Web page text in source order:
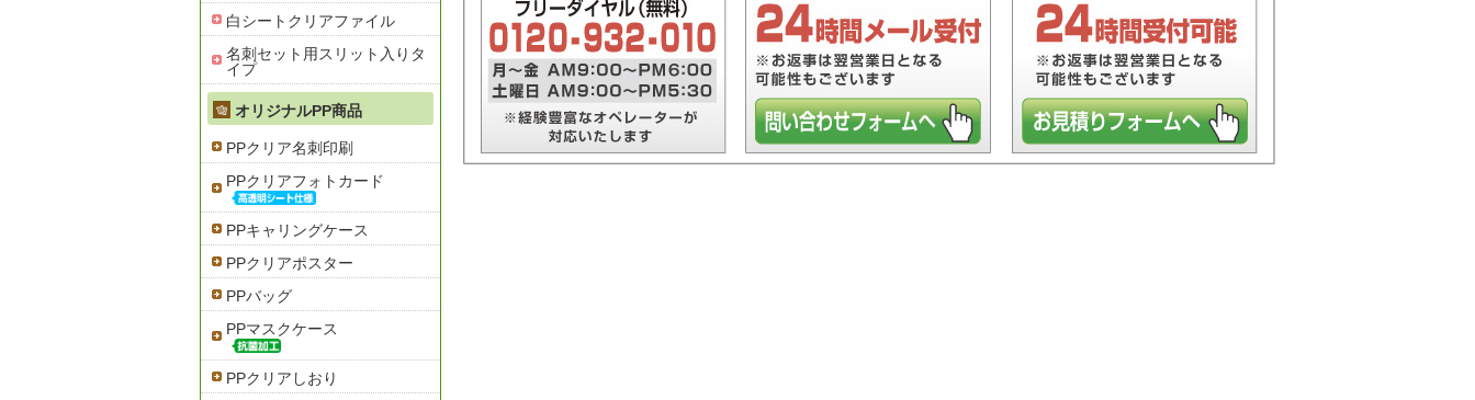
白シートクリアファイル
名刺セット用スリット入りタ
イプ
オリジナルPP商品
PPクリア名刺印刷
PPクリアフォトカード
PPキャリングケース
PPクリアポスター
PPバッグ
PPマスクケース
PPクリアしおり